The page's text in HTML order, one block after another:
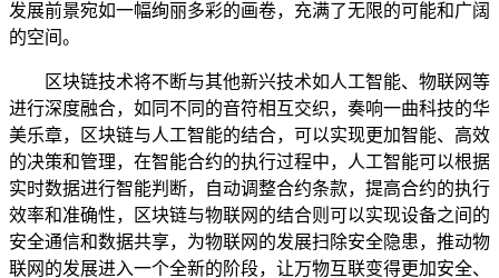
发展前景宛如一幅绚丽多彩的画卷，充满了无限的可能和广阔
的空间。
区块链技术将不断与其他新兴技术如人工智能、物联网等
进行深度融合，如同不同的音符相互交织，奏响一曲科技的华
美乐章，区块链与人工智能的结合，可以实现更加智能、高效
的决策和管理，在智能合约的执行过程中，人工智能可以根据
实时数据进行智能判断，自动调整合约条款，提高合约的执行
效率和准确性，区块链与物联网的结合则可以实现设备之间的
安全通信和数据共享，为物联网的发展扫除安全隐患，推动物
联网的发展进入一个全新的阶段，让万物互联变得更加安全、